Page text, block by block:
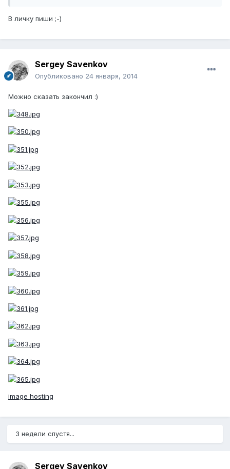
В личку пиши ;-)
Sergey Savenkov
Опубликовано 24 января, 2014
Можно сказать закончил :)
image hosting
3 недели спустя...
Sergey Savenkov